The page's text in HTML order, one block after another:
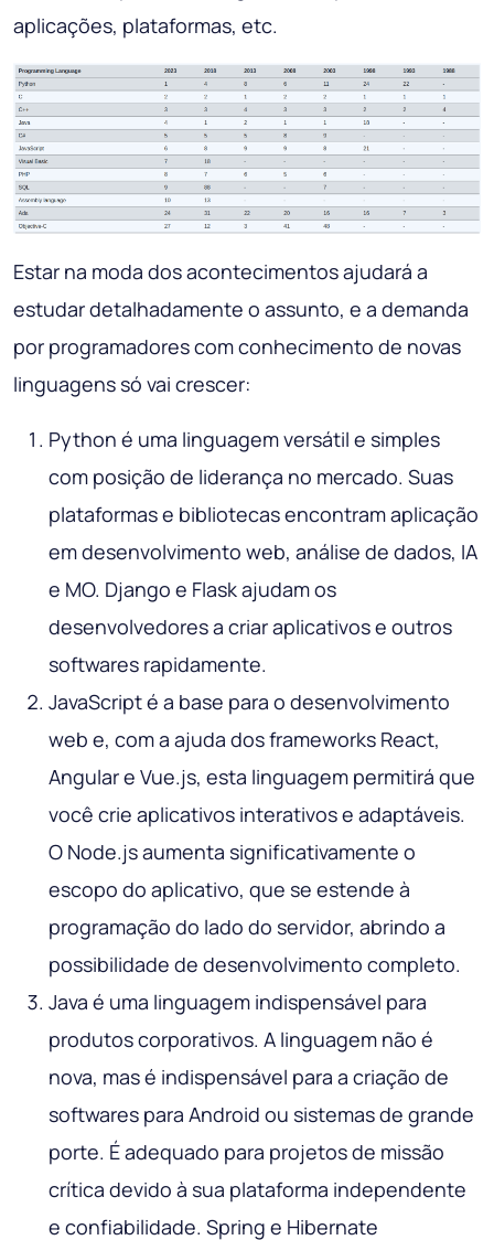
aplicações, plataformas, etc.
Estar na moda dos acontecimentos ajudará a
estudar detalhadamente o assunto, e a demanda
por programadores com conhecimento de novas
linguagens só vai crescer:
Python é uma linguagem versátil e simples
com posição de liderança no mercado. Suas
plataformas e bibliotecas encontram aplicação
em desenvolvimento web, análise de dados, IA
e MO. Django e Flask ajudam os
desenvolvedores a criar aplicativos e outros
softwares rapidamente.
JavaScript é a base para o desenvolvimento
web e, com a ajuda dos frameworks React,
Angular e Vue.js, esta linguagem permitirá que
você crie aplicativos interativos e adaptáveis.
O Node.js aumenta significativamente o
escopo do aplicativo, que se estende à
programação do lado do servidor, abrindo a
possibilidade de desenvolvimento completo.
Java é uma linguagem indispensável para
produtos corporativos. A linguagem não é
nova, mas é indispensável para a criação de
softwares para Android ou sistemas de grande
porte. É adequado para projetos de missão
crítica devido à sua plataforma independente
e confiabilidade. Spring e Hibernate